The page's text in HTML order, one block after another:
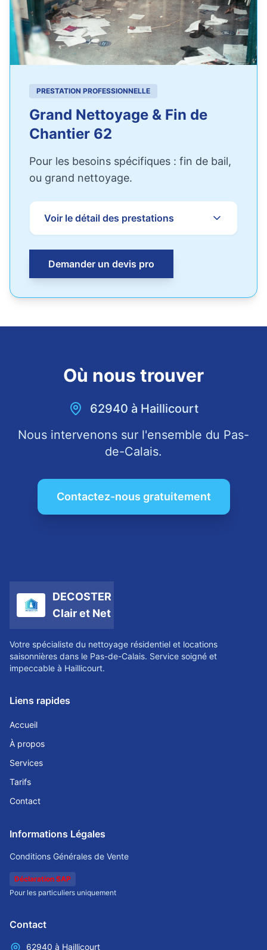
PRESTATION PROFESSIONNELLE
Grand Nettoyage & Fin de
Chantier 62
Pour les besoins spécifiques : fin de bail,
ou grand nettoyage.
Voir le détail des prestations
Demander un devis pro
Où nous trouver
62940 à Haillicourt
Nous intervenons sur l'ensemble du Pas-
de-Calais.
Contactez-nous gratuitement
DECOSTER
Clair et Net
Votre spécialiste du nettoyage résidentiel et locations
saisonnières dans le Pas-de-Calais. Service soigné et
impeccable à Haillicourt.
Liens rapides
Accueil
À propos
Services
Tarifs
Contact
Informations Légales
Conditions Générales de Vente
Déclaration SAP
Pour les particuliers uniquement
Contact
62940 à Haillicourt